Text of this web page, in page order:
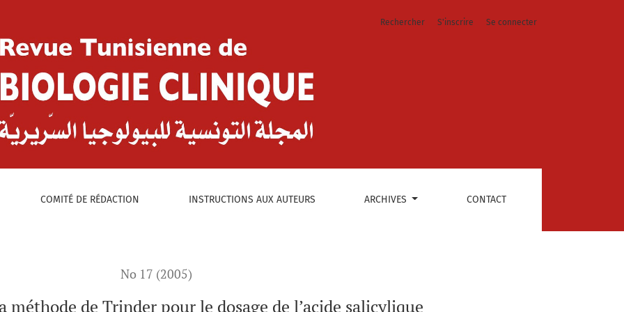
de l’acide salicylique
COMITÉ DE RÉDACTION INSTRUCTIONS AUX AUTEURS ARCHIVES CONTACT
Rechercher S'inscrire Se connecter
No 17 (2005)
méthode de Trinder pour le dosage de l’acide salicylique